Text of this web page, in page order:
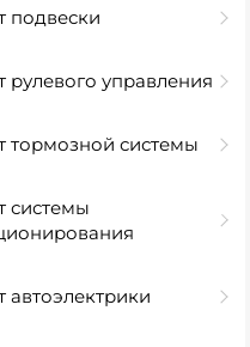
подвески
рулевого управления
тормозной системы
системы
автоэлектрики